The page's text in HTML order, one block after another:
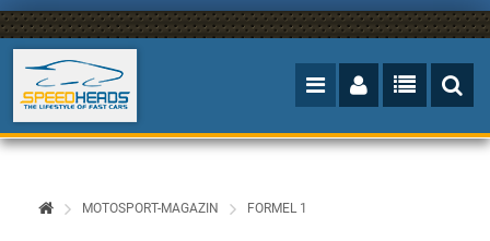
MOTOSPORT-MAGAZIN FORMEL 1